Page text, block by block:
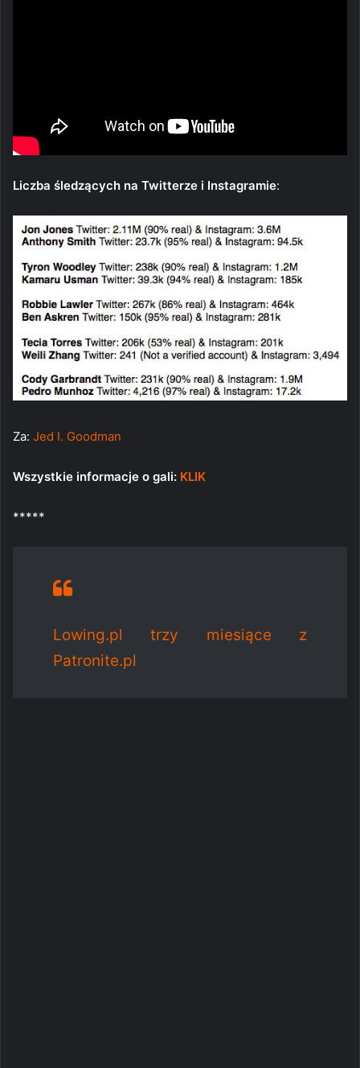
Liczba śledzących na Twitterze i Instagramie:
Za: Jed I. Goodman
Wszystkie informacje o gali: KLIK
*****
Lowing.pl trzy miesiące z
Patronite.pl